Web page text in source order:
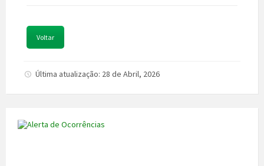
Voltar
Última atualização: 28 de Abril, 2026